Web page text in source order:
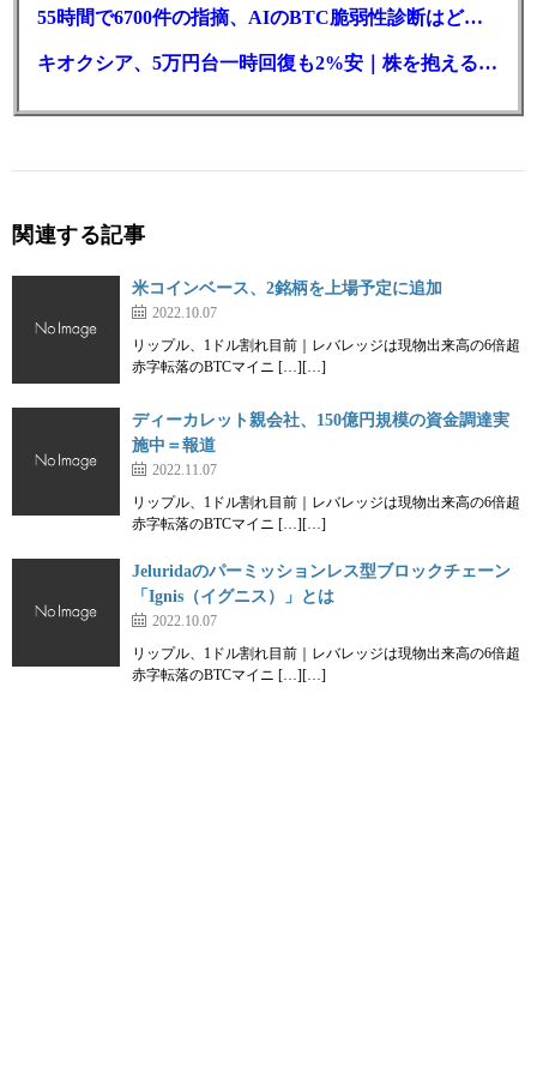
55時間で6700件の指摘、AIのBTC脆弱性診断はどこまで本物か
キオクシア、5万円台一時回復も2%安｜株を抱える東芝は純利益30倍
関連する記事
米コインベース、2銘柄を上場予定に追加
2022.10.07
リップル、1ドル割れ目前｜レバレッジは現物出来高の6倍超
赤字転落のBTCマイニ […][…]
ディーカレット親会社、150億円規模の資金調達実
施中＝報道
2022.11.07
リップル、1ドル割れ目前｜レバレッジは現物出来高の6倍超
赤字転落のBTCマイニ […][…]
Jeluridaのパーミッションレス型ブロックチェーン
「Ignis（イグニス）」とは
2022.10.07
リップル、1ドル割れ目前｜レバレッジは現物出来高の6倍超
赤字転落のBTCマイニ […][…]